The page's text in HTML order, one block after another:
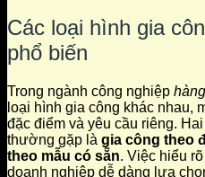
Các loại hình gia
phổ biến
Trong ngành công nghiệp
loại hình gia công khác nhau,
đặc điểm và yêu cầu riêng.
thường gặp là gia công theo
theo mẫu có sẵn. Việc hiểu
doanh nghiệp dễ dàng lựa